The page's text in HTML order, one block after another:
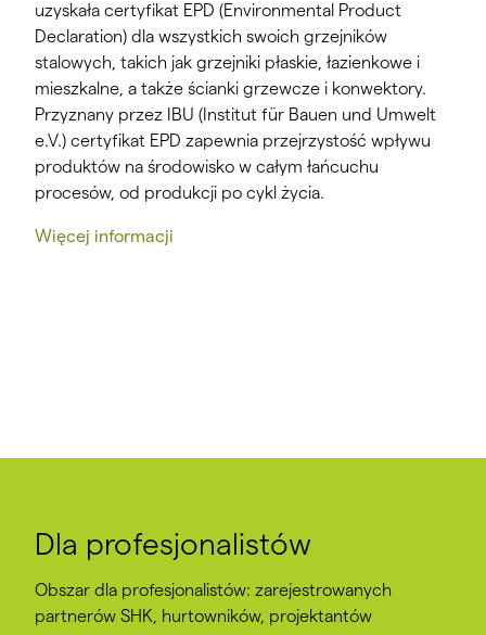
uzyskała certyfikat EPD (Environmental Product
Declaration) dla wszystkich swoich grzejników
stalowych, takich jak grzejniki płaskie, łazienkowe i
mieszkalne, a także ścianki grzewcze i konwektory.
Przyznany przez IBU (Institut für Bauen und Umwelt
e.V.) certyfikat EPD zapewnia przejrzystość wpływu
produktów na środowisko w całym łańcuchu
procesów, od produkcji po cykl życia.
Więcej informacji
Dla profesjonalistów
Obszar dla profesjonalistów: zarejestrowanych
partnerów SHK, hurtowników, projektantów